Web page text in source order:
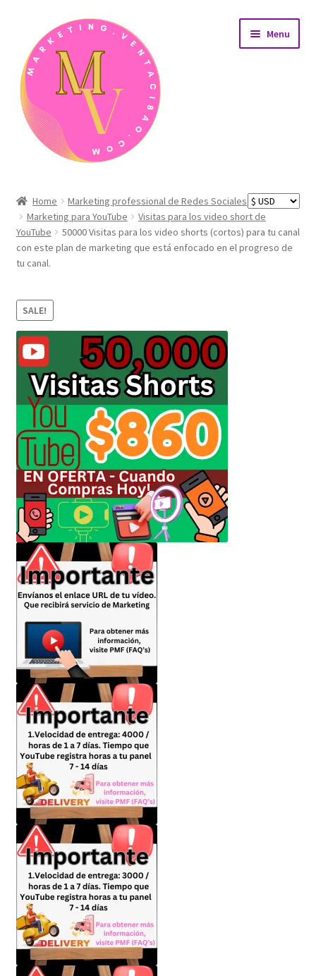
navigation
content
Menu
AreaÁrea de afiliados
Carrito de compras
Envíanos tus Enlaces
Finalizar compra
JuanSabeloTodo
JuanSabeloTodo tu Anfitrión
Mi cuenta
Nicky Jam
NickyJam PMFs/FAQs
Papi Longaniza
PMF FAQs
Política de privacidad
Política de reembolsos y devoluciones
Preguntas Mas Frecuentes PMF — FAQs
Productos
Sulgeli
Terminos Y Condiciones
Home
Marketing professional de Redes Sociales
Marketing para YouTube
Visitas para los video short de
YouTube
50000 Visitas para los video shorts (cortos) para tu canal
con este plan de marketing que está enfocado en el progreso de
tu canal.
SALE!